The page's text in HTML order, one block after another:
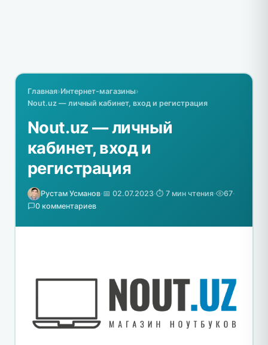
Главная›Интернет-магазины›
Nout.uz — личный кабинет, вход и регистрация
Nout.uz — личный
кабинет, вход и
регистрация
Рустам Усманов·📅 02.07.2023·⏱️ 7 мин чтения· 67·
0 комментариев